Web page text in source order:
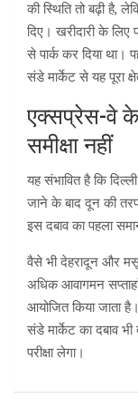
की स्थिति तो बढ़ी है,
दिए। खरीदारी के लिए
से पार्क कर दिया था।
संडे मार्केट से यह पूरा
एक्सप्रेस-वे
समीक्षा नहीं
यह संभावित है कि
जाने के बाद दून की
इस दबाव का पहला
वैसे भी देहरादून और
अधिक आवागमन
आयोजित किया जाता
संडे मार्केट का दबाव
परीक्षा लेगा।